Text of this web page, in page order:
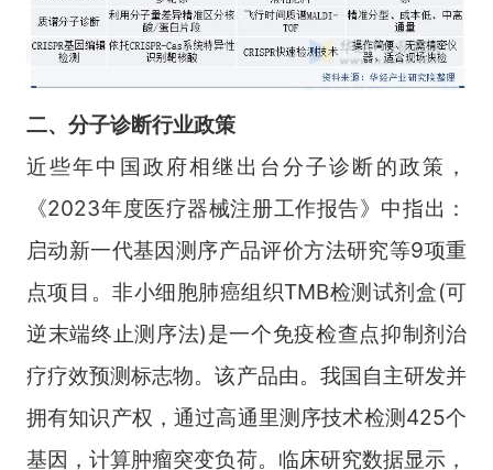
二、 分子诊断行业政策
近些年中国政府相继出台分子诊断的政策，
《2023年度医疗器械注册工作报告》中指出：
启动新一代基因测序产品评价方法研究等9项重
点项目。非小细胞肺癌组织TMB检测试剂盒(可
逆末端终止测序法)是一个免疫检查点抑制剂治
疗疗效预测标志物。该产品由。我国自主研发并
拥有知识产权，通过高通里测序技术检测425个
基因，计算肿瘤突变负荷。临床研究数据显示，